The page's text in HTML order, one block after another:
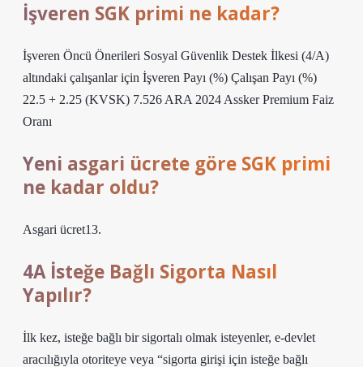
İşveren SGK primi ne kadar?
İşveren Öncü Önerileri Sosyal Güvenlik Destek İlkesi (4/A)
altındaki çalışanlar için İşveren Payı (%) Çalışan Payı (%)
22.5 + 2.25 (KVSK) 7.526 ARA 2024 Assker Premium Faiz
Oranı
Yeni asgari ücrete göre SGK primi
ne kadar oldu?
Asgari ücret13.
4A İsteğe Bağlı Sigorta Nasıl
Yapılır?
İlk kez, isteğe bağlı bir sigortalı olmak isteyenler, e-devlet
aracılığıyla otoriteye veya “sigorta girişi için isteğe bağlı